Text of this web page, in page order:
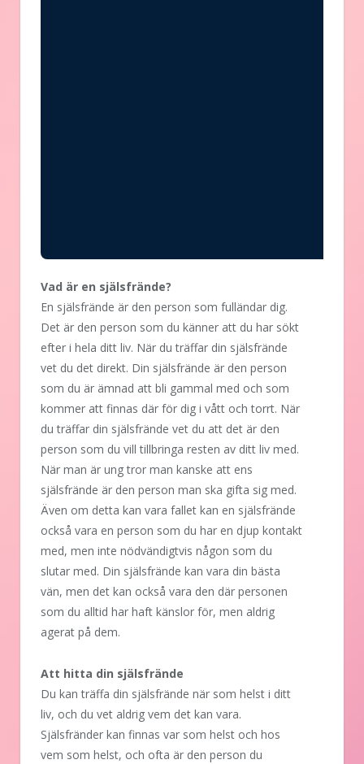
Vad är en själsfrände?
En själsfrände är den person som fulländar dig.
Det är den person som du känner att du har sökt
efter i hela ditt liv. När du träffar din själsfrände
vet du det direkt. Din själsfrände är den person
som du är ämnad att bli gammal med och som
kommer att finnas där för dig i vått och torrt. När
du träffar din själsfrände vet du att det är den
person som du vill tillbringa resten av ditt liv med.
När man är ung tror man kanske att ens
själsfrände är den person man ska gifta sig med.
Även om detta kan vara fallet kan en själsfrände
också vara en person som du har en djup kontakt
med, men inte nödvändigtvis någon som du
slutar med. Din själsfrände kan vara din bästa
vän, men det kan också vara den där personen
som du alltid har haft känslor för, men aldrig
agerat på dem.
Att hitta din själsfrände
Du kan träffa din själsfrände när som helst i ditt
liv, och du vet aldrig vem det kan vara.
Själsfränder kan finnas var som helst och hos
vem som helst, och ofta är den person du